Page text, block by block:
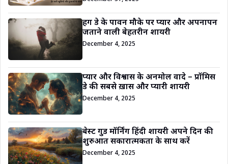
हग डे के पावन मौके पर प्यार और अपनापन
जताने वाली बेहतरीन शायरी
December 4, 2025
प्यार और विश्वास के अनमोल वादे – प्रॉमिस
डे की सबसे ख़ास और प्यारी शायरी
December 4, 2025
बेस्ट गुड मॉर्निंग हिंदी शायरी अपने दिन की
शुरुआत सकारात्मकता के साथ करें
December 4, 2025